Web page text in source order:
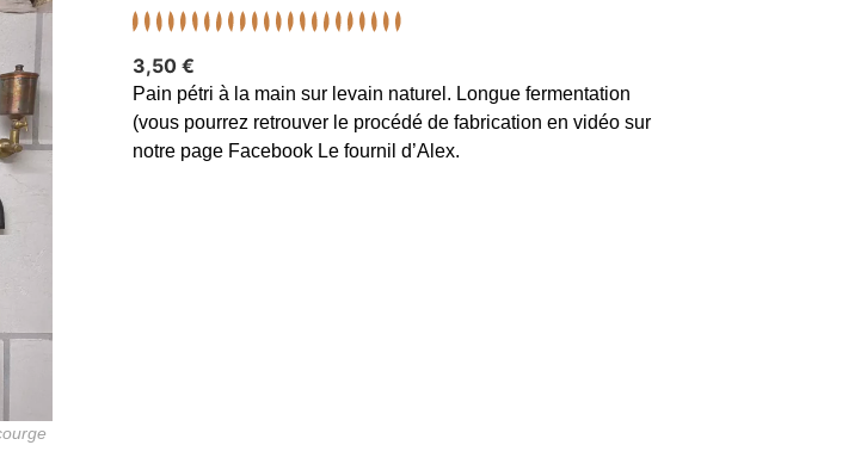
3,50 €
Pain pétri à la main sur levain naturel. Longue fermentation
(vous pourrez retrouver le procédé de fabrication en vidéo sur
notre page Facebook Le fournil d’Alex.